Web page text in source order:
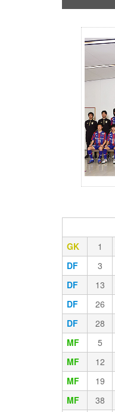
GK
1
DF
3
DF
13
DF
26
DF
28
MF
5
MF
12
MF
19
MF
38